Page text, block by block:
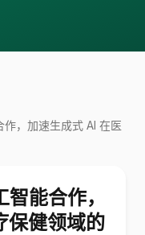
，加速生成式 AI 在医
能合作，
保健领域的